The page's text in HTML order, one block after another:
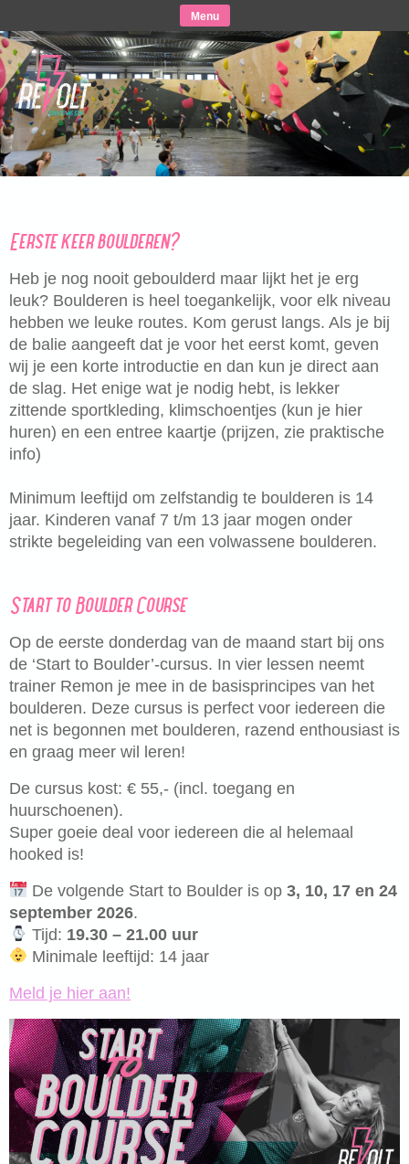
to
content
Menu
Eerste keer boulderen?
Heb je nog nooit geboulderd maar lijkt het je erg
leuk? Boulderen is heel toegankelijk, voor elk niveau
hebben we leuke routes. Kom gerust langs. Als je bij
de balie aangeeft dat je voor het eerst komt, geven
wij je een korte introductie en dan kun je direct aan
de slag. Het enige wat je nodig hebt, is lekker
zittende sportkleding, klimschoentjes (kun je hier
huren) en een entree kaartje (prijzen, zie praktische
info)
Minimum leeftijd om zelfstandig te boulderen is 14
jaar. Kinderen vanaf 7 t/m 13 jaar mogen onder
strikte begeleiding van een volwassene boulderen.
Start to Boulder Course
Op de eerste donderdag van de maand start bij ons
de ‘Start to Boulder’-cursus. In vier lessen neemt
trainer Remon je mee in de basisprincipes van het
boulderen. Deze cursus is perfect voor iedereen die
net is begonnen met boulderen, razend enthousiast is
en graag meer wil leren!
De cursus kost: € 55,- (incl. toegang en
huurschoenen).
Super goeie deal voor iedereen die al helemaal
hooked is!
De volgende Start to Boulder is op3, 10, 17 en 24
september 2026.
Tijd: 19.30 – 21.00 uur
Minimale leeftijd: 14 jaar
Meld je hier aan!